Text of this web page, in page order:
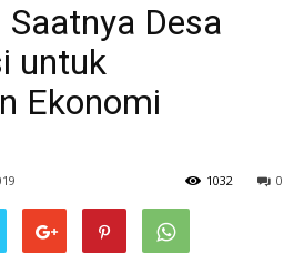
HEBAT
Desa
untuk
Ekonomi
0
1032